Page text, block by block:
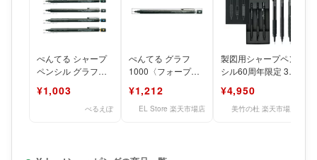
ぺんてる シャープ
ペンシル グラフ
ロ〉GRAPH1000
¥1,003
べるえぽ
ぺんてる グラフ
1000〈フォープ
プペンシル PG100
¥1,212
EL Store 楽天市場店
製図用シャープペン
シル60周年限定 3本
グラフ1000〈
¥4,950
美竹の杜 楽天市場店